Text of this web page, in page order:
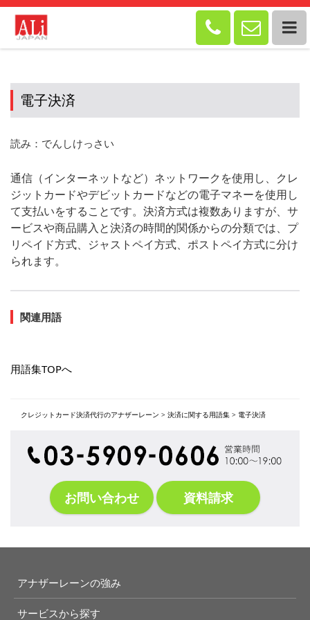
 
電子決済
読み：でんしけっさい
通信（インターネットなど）ネットワークを使用し、クレ
ジットカードやデビットカードなどの電子マネーを使用し
て支払いをすることです。決済方式は複数ありますが、サ
ービスや商品購入と決済の時間的関係からの分類では、プ
リペイド方式、ジャストペイ方式、ポストペイ方式に分け
られます。
関連用語
用語集TOPへ
クレジットカード決済代行のアナザーレーン > 決済に関する用語集 > 電子決済
お問い合わせ 資料請求
アナザーレーンの強み
サービスから探す